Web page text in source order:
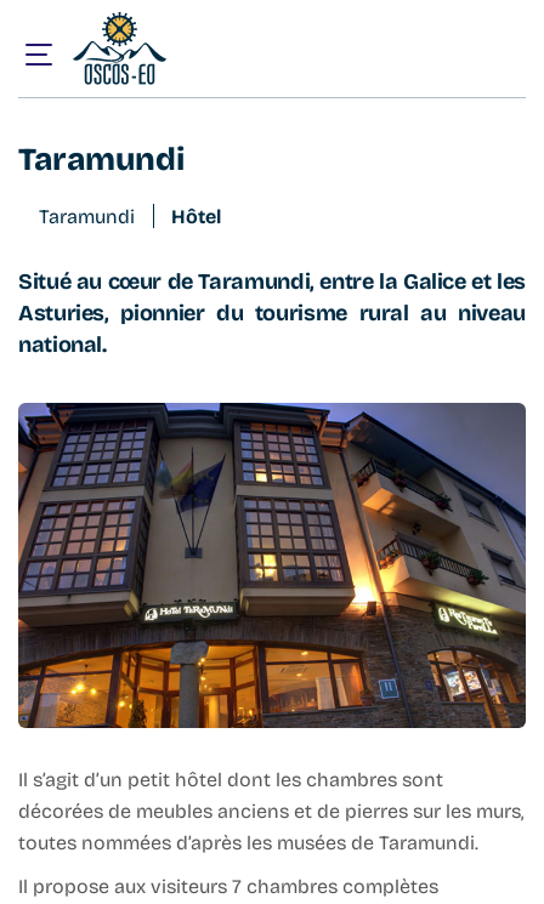
Que visiter ?
Taramundi
Taramundi Hôtel
Situé au cœur de Taramundi, entre la Galice et les
Asturies, pionnier du tourisme rural au niveau
national.
Il s’agit d’un petit hôtel dont les chambres sont
décorées de meubles anciens et de pierres sur les murs,
toutes nommées d’après les musées de Taramundi.
Il propose aux visiteurs 7 chambres complètes